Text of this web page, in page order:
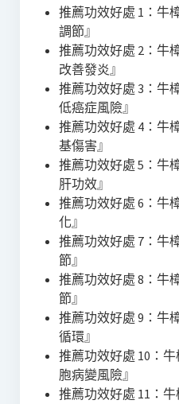
推薦功效好處 1：牛
調節』
推薦功效好處 2：牛
改善發炎』
推薦功效好處 3：牛
低癌症風險』
推薦功效好處 4：牛
基傷害』
推薦功效好處 5：牛
肝功效』
推薦功效好處 6：牛
化』
推薦功效好處 7：牛
節』
推薦功效好處 8：牛
節』
推薦功效好處 9：牛
循環』
推薦功效好處 10：
胞病變風險』
推薦功效好處 11：